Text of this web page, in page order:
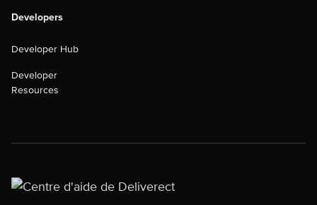
Developers
Developer Hub
Developer
Resources